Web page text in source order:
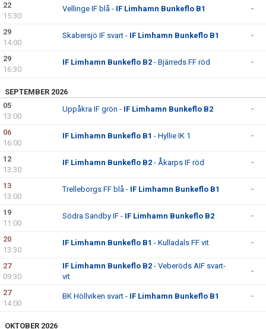
22
15:30
Vellinge IF blå - IF Limhamn Bunkeflo B1 -
29
14:00
Skabersjö IF svart - IF Limhamn Bunkeflo B1 -
29
16:30
IF Limhamn Bunkeflo B2 - Bjärreds FF röd -
SEPTEMBER 2026
05
13:00
Uppåkra IF grön - IF Limhamn Bunkeflo B2 -
06
16:00
IF Limhamn Bunkeflo B1 - Hyllie IK 1 -
12
13:30
IF Limhamn Bunkeflo B2 - Åkarps IF röd -
13
13:00
Trelleborgs FF blå - IF Limhamn Bunkeflo B1 -
19
11:00
Södra Sandby IF - IF Limhamn Bunkeflo B2 -
20
13:30
IF Limhamn Bunkeflo B1 - Kulladals FF vit -
27
09:30
IF Limhamn Bunkeflo B2 - Veberöds AIF svart-
vit
-
27
14:00
BK Höllviken svart - IF Limhamn Bunkeflo B1 -
OKTOBER 2026